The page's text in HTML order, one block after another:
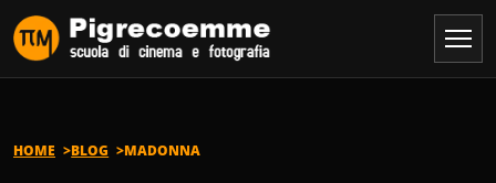
Vai al contenuto
HOME BLOG MADONNA